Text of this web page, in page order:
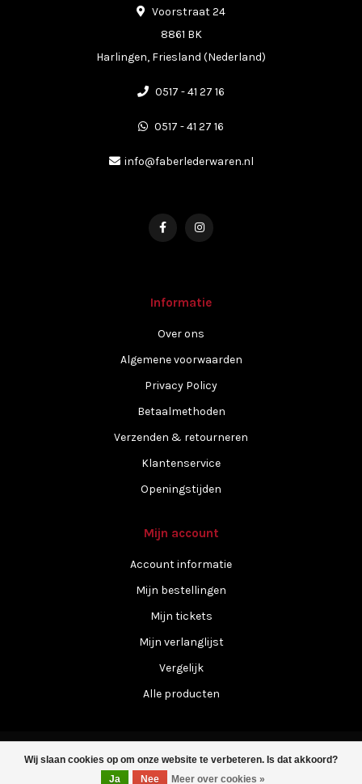
Wij slaan cookies op om onze website te verbeteren. Is dat akkoord?
Ja
Nee Meer over cookies »
Voorstraat 24
8861 BK
Harlingen, Friesland (Nederland)
0517 - 41 27 16
0517 - 41 27 16
info@faberlederwaren.nl
Informatie
Over ons
Algemene voorwaarden
Privacy Policy
Betaalmethoden
Verzenden & retourneren
Klantenservice
Openingstijden
Mijn account
Account informatie
Mijn bestellingen
Mijn tickets
Mijn verlanglijst
Vergelijk
Alle producten